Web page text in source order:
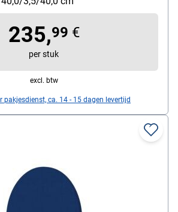
235,99 €
per stuk
excl. btw
pakjesdienst, ca. 14 - 15 dagen levertijd